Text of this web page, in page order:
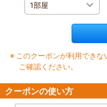
※ このクーポンが利用でき
ご確認ください。
クーポンの使い方